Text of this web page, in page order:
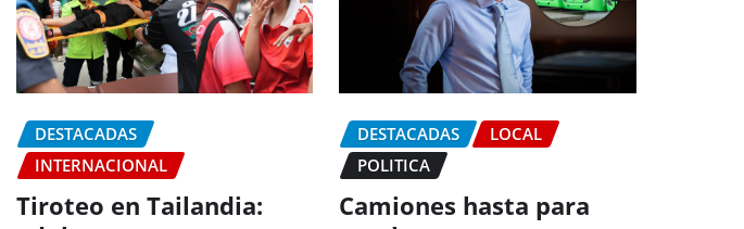
DESTACADAS
INTERNACIONAL
Tiroteo en Tailandia:
DESTACADAS
LOCAL
POLITICA
Camiones hasta para